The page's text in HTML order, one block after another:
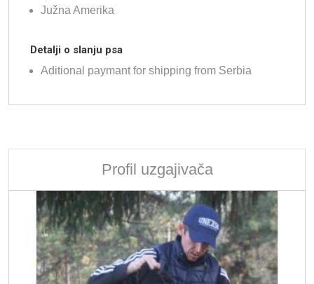
Južna Amerika
Detalji o slanju psa
Aditional paymant for shipping from Serbia
Profil uzgajivača